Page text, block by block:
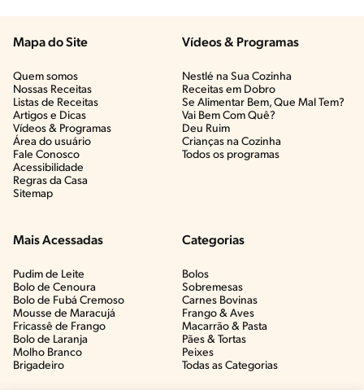
Mapa do Site
Quem somos
Nossas Receitas
Listas de Receitas​
Artigos e Dicas​
Vídeos & Programas​
Área do usuário
Fale Conosco
Acessibilidade
Regras da Casa
Sitemap
Vídeos & Programas​
Nestlé na Sua Cozinha
Receitas em Dobro
Se Alimentar Bem, Que Mal Tem?​
Vai Bem Com Quê?​
Deu Ruim​
Crianças na Cozinha​
Todos os programas
Mais Acessadas
Pudim de Leite
Bolo de Cenoura
Bolo de Fubá Cremoso
Mousse de Maracujá
Fricassê de Frango
Bolo de Laranja
Molho Branco
Brigadeiro
Categorias
Bolos
Sobremesas
Carnes Bovinas​
Frango & Aves​
Macarrão & Pasta​
Pães & Tortas​
Peixes
Todas as Categorias